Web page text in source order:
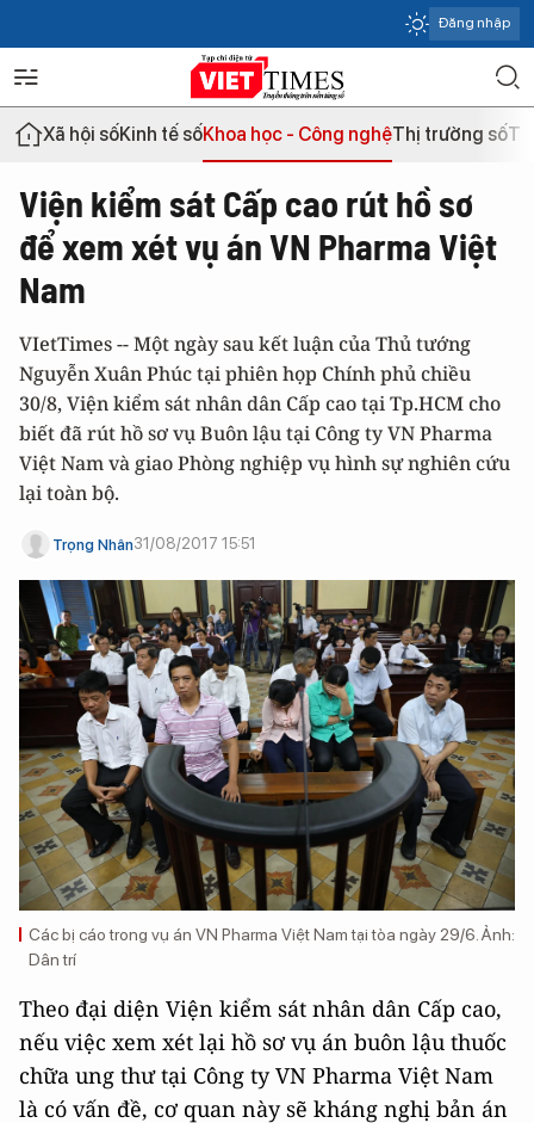
Đăng nhập
Xã hội sốKinh tế sốKhoa học - Công nghệThị trường số
Viện kiểm sát Cấp cao rút hồ sơ
để xem xét vụ án VN Pharma Việt
Nam
VIetTimes -- Một ngày sau kết luận của Thủ tướng
Nguyễn Xuân Phúc tại phiên họp Chính phủ chiều
30/8, Viện kiểm sát nhân dân Cấp cao tại Tp.HCM cho
biết đã rút hồ sơ vụ Buôn lậu tại Công ty VN Pharma
Việt Nam và giao Phòng nghiệp vụ hình sự nghiên cứu
lại toàn bộ.
Trọng Nhân31/08/2017 15:51
Các bị cáo trong vụ án VN Pharma Việt Nam tại tòa ngày 29/6. Ảnh:
Dân trí
Theo đại diện Viện kiểm sát nhân dân Cấp cao,
nếu việc xem xét lại hồ sơ vụ án buôn lậu thuốc
chữa ung thư tại Công ty VN Pharma Việt Nam
là có vấn đề, cơ quan này sẽ kháng nghị bản án